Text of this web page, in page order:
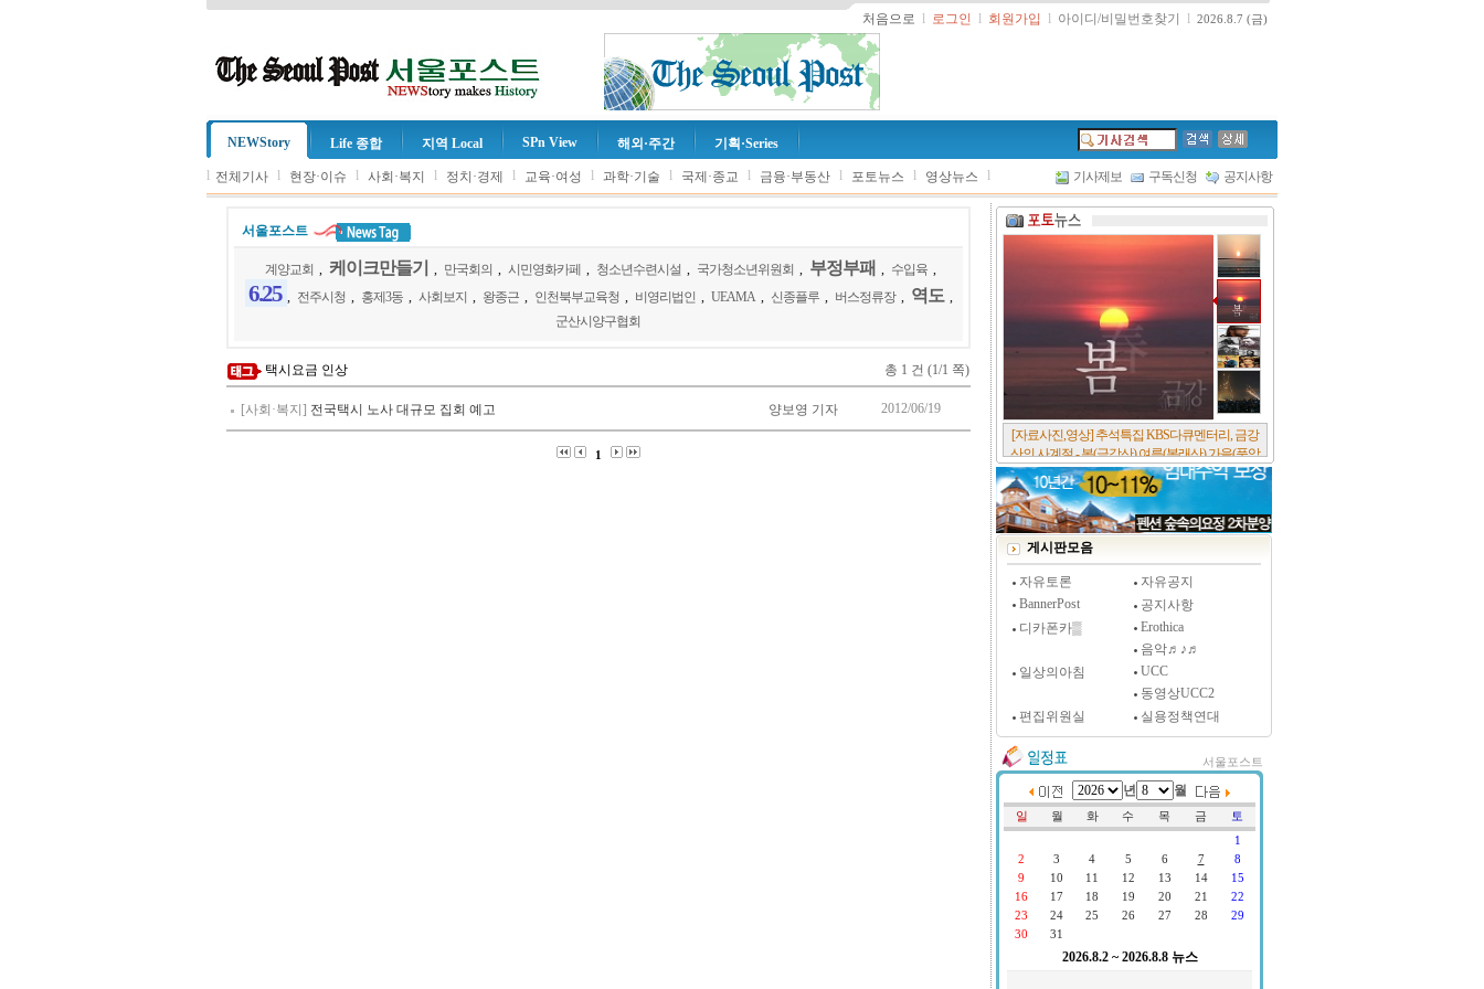
처음으로 l 로그인 l 회원가입 l 아이디/비밀번호찾기 l 2026.8.7 (금)
NEWStory Life 종합 지역 Local SPn View 해외·주간 기획·Series
l 전체기사 l 현장·이슈 l 사회·복지 l 정치·경제 l 교육·여성 l 과학·기술 l 국제·종교 l 금융·부동산 l 포토뉴스 l 영상뉴스 l 기사제보 구독신청 공지사항
서울포스트
계양교회 케이크만들기 만국회의 시민영화카페 청소년수련시설 국가청소년위원회 부정부패 수입육
6.25 전주시청 홍제3동 사회보지 왕종근 인천북부교육청 비영리법인 UEAMA 신종플루 버스정류장 역도
군산시양구협회
택시요금 인상 총 1 건 (1/1 쪽)
[사회·복지] 전국택시 노사 대규모 집회 예고 양보영 기자 2012/06/19
1
[서울포스트논단] 담배에 관한 추억, 연도별 우리
나라 금연정책 및 금연구역 확대 추이, 정부가 아
무리 더 해롭다고 사기를 쳐대도 피워 본 사람은
다 안다, 전자담배시장은 10년새 폭발적 증가세..
[시사저널 인터뷰] 윤방부 연세대 의대 명예교수,
"골초에게 전자담배를 허하라"
게시판모음
자유토론
자유공지
BannerPost
공지사항
디카폰카▒
Erothica
음악♬♪♬
일상의아침
UCC
동영상UCC2
편집위원실
실용정책연대
서울포스트